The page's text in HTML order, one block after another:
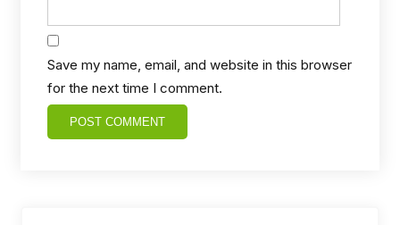
Save my name, email, and website in this browser
for the next time I comment.